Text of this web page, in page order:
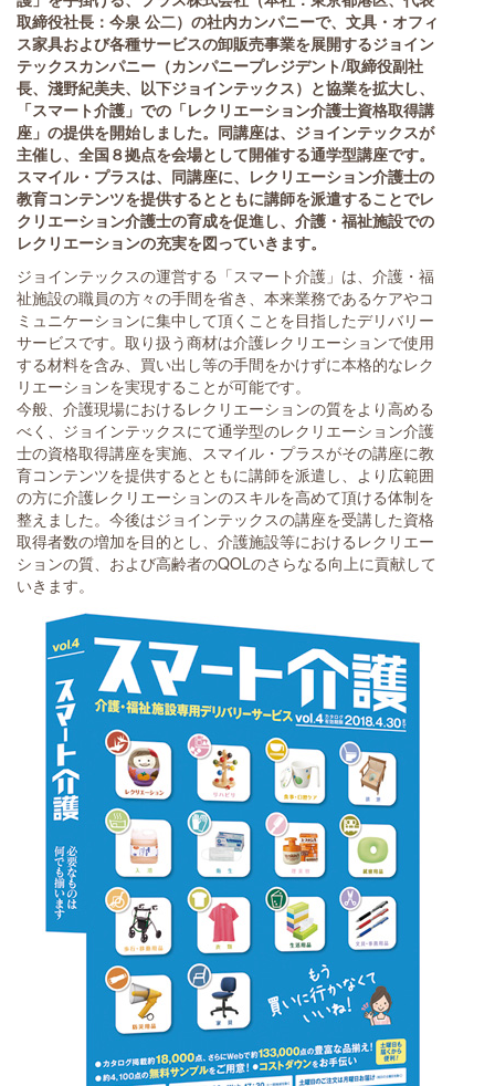
取締役社長：今泉 公二）の社内カンパニーで、文具・オフィ
ス家具および各種サービスの卸販売事業を展開するジョイン
テックスカンパニー（カンパニープレジデント/取締役副社
長、淺野紀美夫、以下ジョインテックス）と協業を拡大し、
「スマート介護」での「レクリエーション介護士資格取得講
座」の提供を開始しました。同講座は、ジョインテックスが
主催し、全国８拠点を会場として開催する通学型講座です。
スマイル・プラスは、同講座に、レクリエーション介護士の
教育コンテンツを提供するとともに講師を派遣することでレ
クリエーション介護士の育成を促進し、介護・福祉施設での
レクリエーションの充実を図っていきます。
ジョインテックスの運営する「スマート介護」は、介護・福
祉施設の職員の方々の手間を省き、本来業務であるケアやコ
ミュニケーションに集中して頂くことを目指したデリバリー
サービスです。取り扱う商材は介護レクリエーションで使用
する材料を含み、買い出し等の手間をかけずに本格的なレク
リエーションを実現することが可能です。
今般、介護現場におけるレクリエーションの質をより高める
べく、ジョインテックスにて通学型のレクリエーション介護
士の資格取得講座を実施、スマイル・プラスがその講座に教
育コンテンツを提供するとともに講師を派遣し、より広範囲
の方に介護レクリエーションのスキルを高めて頂ける体制を
整えました。今後はジョインテックスの講座を受講した資格
取得者数の増加を目的とし、介護施設等におけるレクリエー
ションの質、および高齢者のQOLのさらなる向上に貢献して
いきます。